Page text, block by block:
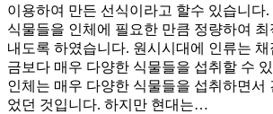
이용하여 만든 선식이라고 할수 있습니다
식물들을 인체에 필요한 만큼 정량하여
내도록 하였습니다. 원시시대에 인류는 채
금보다 매우 다양한 식물들을 섭취할 수
인체는 매우 다양한 식물들을 섭취하면서
었던 것입니다. 하지만 현대는…